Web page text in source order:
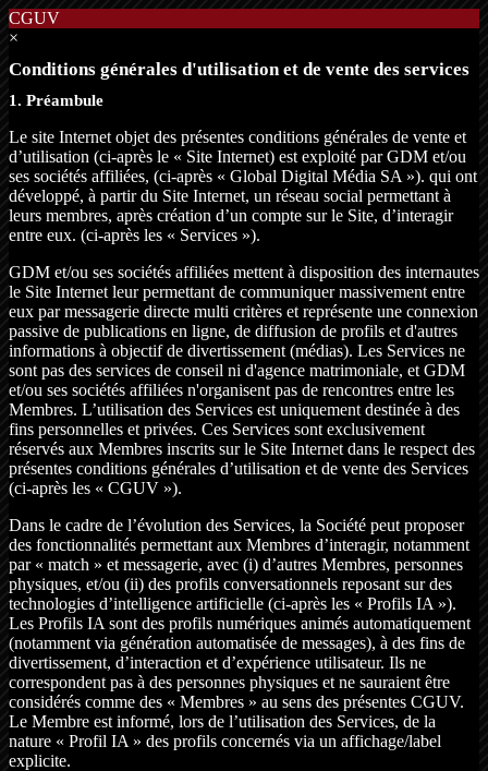
CGUV
×
Conditions générales d'utilisation et de vente des services
1. Préambule
Le site Internet objet des présentes conditions générales de vente et
d’utilisation (ci-après le « Site Internet) est exploité par GDM et/ou
ses sociétés affiliées, (ci-après « Global Digital Média SA »). qui ont
développé, à partir du Site Internet, un réseau social permettant à
leurs membres, après création d’un compte sur le Site, d’interagir
entre eux. (ci-après les « Services »).
GDM et/ou ses sociétés affiliées mettent à disposition des internautes
le Site Internet leur permettant de communiquer massivement entre
eux par messagerie directe multi critères et représente une connexion
passive de publications en ligne, de diffusion de profils et d'autres
informations à objectif de divertissement (médias). Les Services ne
sont pas des services de conseil ni d'agence matrimoniale, et GDM
et/ou ses sociétés affiliées n'organisent pas de rencontres entre les
Membres. L’utilisation des Services est uniquement destinée à des
fins personnelles et privées. Ces Services sont exclusivement
réservés aux Membres inscrits sur le Site Internet dans le respect des
présentes conditions générales d’utilisation et de vente des Services
(ci-après les « CGUV »).
Dans le cadre de l’évolution des Services, la Société peut proposer
des fonctionnalités permettant aux Membres d’interagir, notamment
par « match » et messagerie, avec (i) d’autres Membres, personnes
physiques, et/ou (ii) des profils conversationnels reposant sur des
technologies d’intelligence artificielle (ci-après les « Profils IA »).
Les Profils IA sont des profils numériques animés automatiquement
(notamment via génération automatisée de messages), à des fins de
divertissement, d’interaction et d’expérience utilisateur. Ils ne
correspondent pas à des personnes physiques et ne sauraient être
considérés comme des « Membres » au sens des présentes CGUV.
Le Membre est informé, lors de l’utilisation des Services, de la
nature « Profil IA » des profils concernés via un affichage/label
explicite.